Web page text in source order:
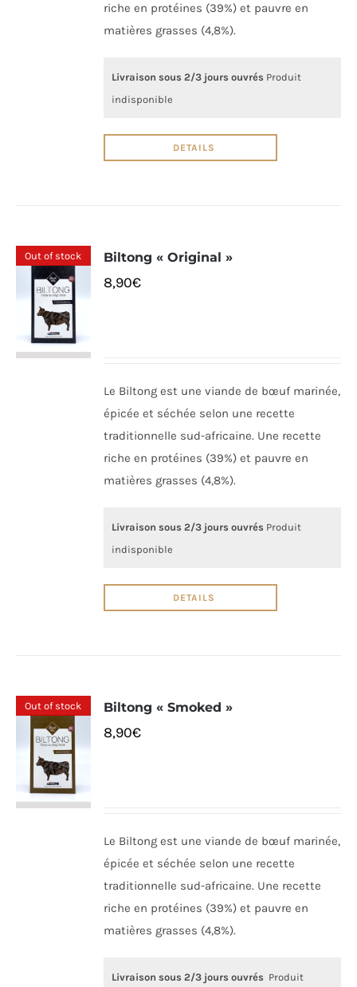
riche en protéines (39%) et pauvre en
matières grasses (4,8%).
Livraison sous 2/3 jours ouvrés Produit
indisponible
DETAILS
Out of stock Biltong « Original »
8,90€
Le Biltong est une viande de bœuf marinée,
épicée et séchée selon une recette
traditionnelle sud-africaine. Une recette
riche en protéines (39%) et pauvre en
matières grasses (4,8%).
Livraison sous 2/3 jours ouvrés Produit
indisponible
DETAILS
Out of stock Biltong « Smoked »
8,90€
Le Biltong est une viande de bœuf marinée,
épicée et séchée selon une recette
traditionnelle sud-africaine. Une recette
riche en protéines (39%) et pauvre en
matières grasses (4,8%).
Livraison sous 2/3 jours ouvrés Produit